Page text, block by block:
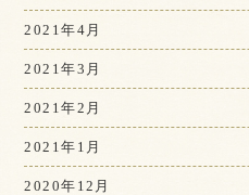
2021年4月
2021年3月
2021年2月
2021年1月
2020年12月